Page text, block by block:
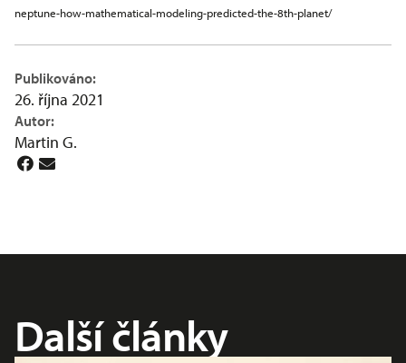
neptune-how-mathematical-modeling-predicted-the-8th-planet/
Publikováno:
26. října 2021
Autor:
Martin G.
Další články